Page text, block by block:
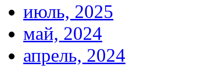
июль, 2025
май, 2024
апрель, 2024